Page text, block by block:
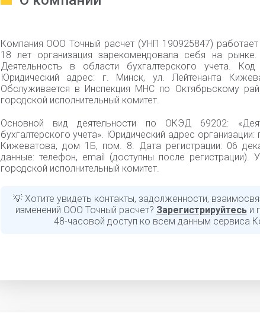
Компания ООО Точный расчет (УНП 190925847)
18 лет организация зарекомендовала себя на
Деятельность в области бухгалтерского учета.
Юридический адрес: г. Минск, ул. Лейтенанта
Обслуживается в Инспекция МНС по Октябрьскому
городской исполнительный комитет.
Основной вид деятельности по ОКЭД 69202:
бухгалтерского учета». Юридический адрес организации:
Кижеватова, дом 1Б, пом. 8. Дата регистрации: 06
данные: телефон, email (доступны после регистрации).
городской исполнительный комитет.
💡 Хотите увидеть контакты, задолженности,
изменений ООО Точный расчет? Зарегистрируйтесьи
48-часовой доступ ко всем данным сервиса